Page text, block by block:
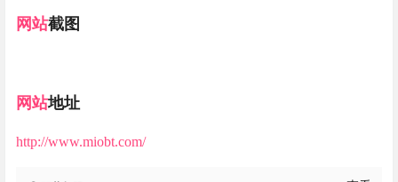
网站截图
网站地址
http://www.miobt.com/